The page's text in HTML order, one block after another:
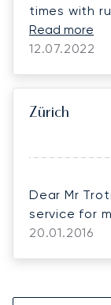
times with
definitely
Read more
12.07.2022
Zürich
Dear Mr
service for
20.01.2016